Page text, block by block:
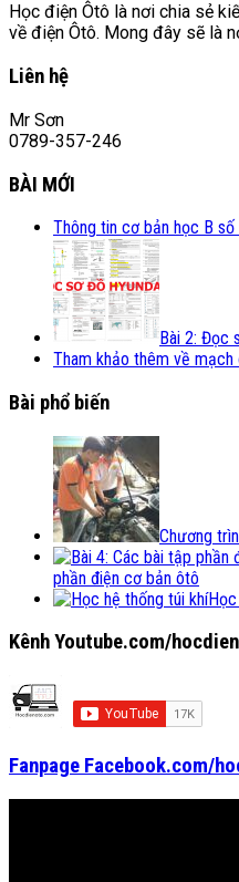
Học điện Ôtô là nơi chia sẻ
về điện Ôtô. Mong đây sẽ là
Liên hệ
Mr Sơn
0789-357-246
BÀI MỚI
Thông tin cơ bản học B số
Bài 2: Đọc
Tham khảo thêm về mạch
Bài phổ biến
Chương
phần điện cơ bản ôtô
Kênh Youtube.com/
Fanpage Facebook.com/